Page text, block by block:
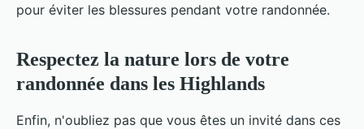
pour éviter les blessures pendant votre randonnée.
Respectez la nature lors de votre
randonnée dans les Highlands
Enfin, n'oubliez pas que vous êtes un invité dans ces